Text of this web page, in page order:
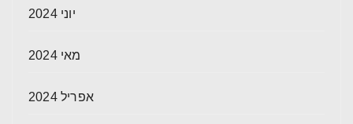
יוני 2024
מאי 2024
אפריל 2024